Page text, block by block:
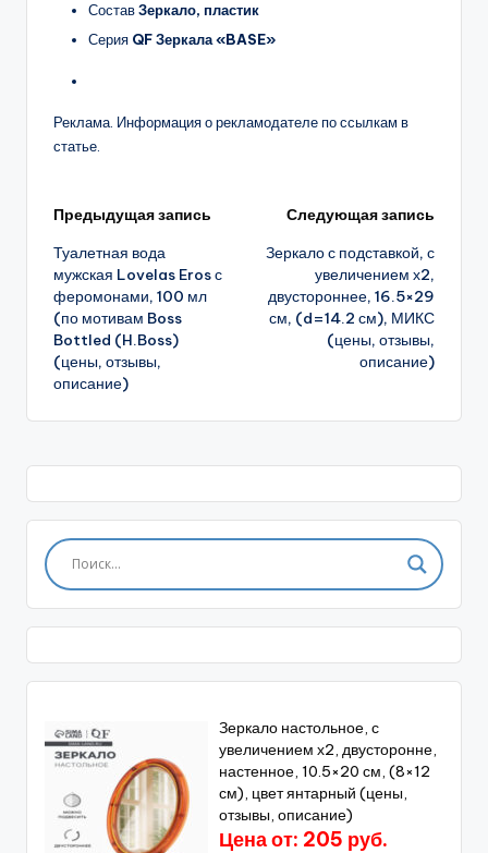
СоставЗеркало, пластик
Серия QF Зеркала «BASE»
Реклама. Информация о рекламодателе по ссылкам в
статье.
Навигация
записи
Предыдущая запись
Туалетная вода
мужская Lovelas Eros с
феромонами, 100 мл
(по мотивам Boss
Bottled (H.Boss)
(цены, отзывы,
описание)
Следующая запись
Зеркало с подставкой, с
увеличением х2,
двустороннее, 16.5×29
см, (d=14.2 см), МИКС
(цены, отзывы,
описание)
Зеркало настольное, с
увеличением х2, двусторонне,
настенное, 10.5×20 см, (8×12
см), цвет янтарный (цены,
отзывы, описание)
Цена от: 205 руб.